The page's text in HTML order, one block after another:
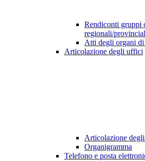
Rendiconti gruppi
regionali/
Atti degli organi
Articolazione degli uffici
Articolazione
Organigramma
Telefono e posta